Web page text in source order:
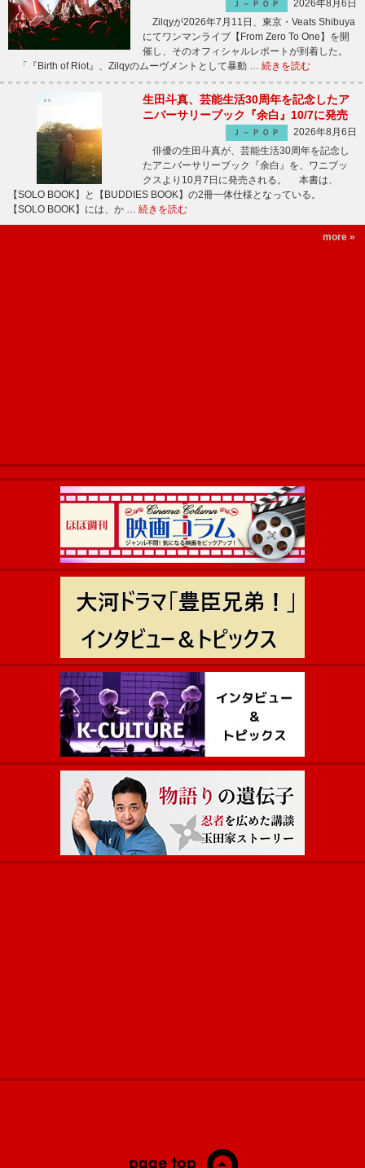
Ｊ－ＰＯＰ
2026年8月6日
Zilqyが2026年7月11日、東京・Veats Shibuya
にてワンマンライブ【From Zero To One】を開
催し、そのオフィシャルレポートが到着した。
「『Birth of Riot』、Zilqyのムーヴメントとして暴動 … 続きを読む
生田斗真、芸能生活30周年を記念したア
ニバーサリーブック『余白』10/7に発売
Ｊ－ＰＯＰ
2026年8月6日
俳優の生田斗真が、芸能生活30周年を記念し
たアニバーサリーブック『余白』を、ワニブッ
クスより10月7日に発売される。 本書は、
【SOLO BOOK】と【BUDDIES BOOK】の2冊一体仕様となっている。
【SOLO BOOK】には、か … 続きを読む
more »